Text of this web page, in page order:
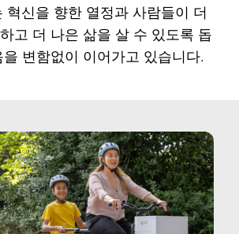
혁신을 향한 열정과 사람들이 더
고 더 나은 삶을 살 수 있도록 돕
변함없이 이어가고 있습니다.